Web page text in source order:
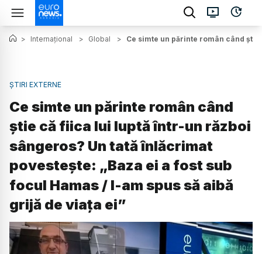
> Internațional > Global > Ce simte un părinte român când
ȘTIRI EXTERNE
Ce simte un părinte român când
știe că fiica lui luptă într-un război
sângeros? Un tată înlăcrimat
povestește: „Baza ei a fost sub
focul Hamas / I-am spus să aibă
grijă de viața ei”